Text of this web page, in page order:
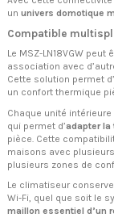
un univers domotique
Compatible
Le MSZ-LN18VGW
association avec
Cette solution permet d’
un confort thermique
Chaque unité
qui permet d’adapter la
pièce. Cette
maisons avec
plusieurs zones de
Le climatiseur
Wi-Fi, quel que soit le
maillon essentiel d’un